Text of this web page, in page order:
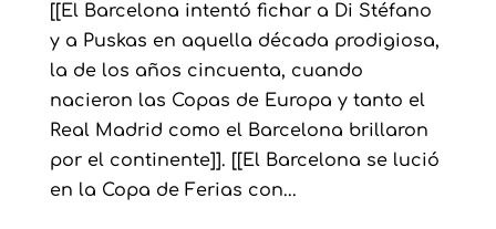
[[El Barcelona intentó fichar a Di Stéfano
y a Puskas en aquella década prodigiosa,
la de los años cincuenta, cuando
nacieron las Copas de Europa y tanto el
Real Madrid como el Barcelona brillaron
por el continente]]. [[El Barcelona se lució
en la Copa de Ferias con...